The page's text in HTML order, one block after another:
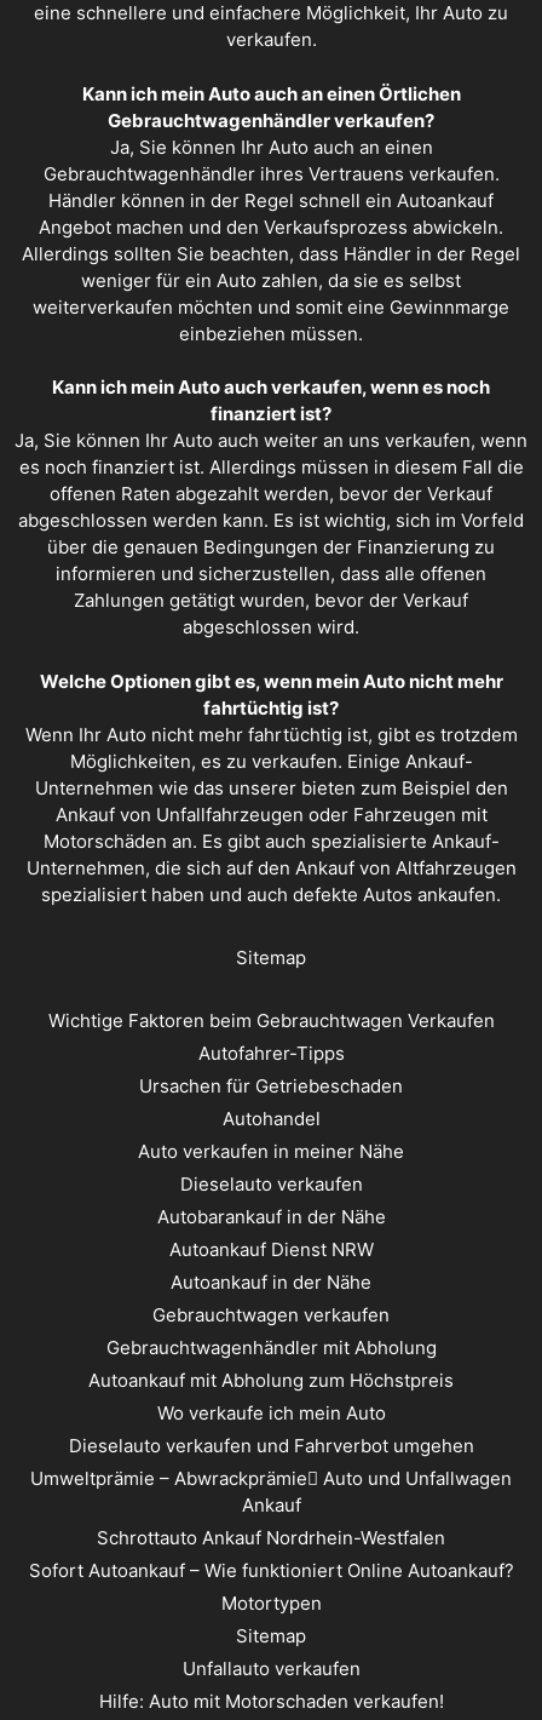
eine schnellere und einfachere Möglichkeit, Ihr Auto zu
verkaufen.
Kann ich mein Auto auch an einen Örtlichen
Gebrauchtwagenhändler verkaufen?
Ja, Sie können Ihr Auto auch an einen
Gebrauchtwagenhändler ihres Vertrauens verkaufen.
Händler können in der Regel schnell ein Autoankauf
Angebot machen und den Verkaufsprozess abwickeln.
Allerdings sollten Sie beachten, dass Händler in der Regel
weniger für ein Auto zahlen, da sie es selbst
weiterverkaufen möchten und somit eine Gewinnmarge
einbeziehen müssen.
Kann ich mein Auto auch verkaufen, wenn es noch
finanziert ist?
Ja, Sie können Ihr Auto auch weiter an uns verkaufen, wenn
es noch finanziert ist. Allerdings müssen in diesem Fall die
offenen Raten abgezahlt werden, bevor der Verkauf
abgeschlossen werden kann. Es ist wichtig, sich im Vorfeld
über die genauen Bedingungen der Finanzierung zu
informieren und sicherzustellen, dass alle offenen
Zahlungen getätigt wurden, bevor der Verkauf
abgeschlossen wird.
Welche Optionen gibt es, wenn mein Auto nicht mehr
fahrtüchtig ist?
Wenn Ihr Auto nicht mehr fahrtüchtig ist, gibt es trotzdem
Möglichkeiten, es zu verkaufen. Einige Ankauf-
Unternehmen wie das unserer bieten zum Beispiel den
Ankauf von Unfallfahrzeugen oder Fahrzeugen mit
Motorschäden an. Es gibt auch spezialisierte Ankauf-
Unternehmen, die sich auf den Ankauf von Altfahrzeugen
spezialisiert haben und auch defekte Autos ankaufen.
Sitemap
Wichtige Faktoren beim Gebrauchtwagen Verkaufen
Autofahrer-Tipps
Ursachen für Getriebeschaden
Autohandel
Auto verkaufen in meiner Nähe
Dieselauto verkaufen
Autobarankauf in der Nähe
Autoankauf Dienst NRW
Autoankauf in der Nähe
Gebrauchtwagen verkaufen
Gebrauchtwagenhändler mit Abholung
Autoankauf mit Abholung zum Höchstpreis
Wo verkaufe ich mein Auto
Dieselauto verkaufen und Fahrverbot umgehen
Umweltprämie – Abwrackprämie ِAuto und Unfallwagen
Ankauf
Schrottauto Ankauf Nordrhein-Westfalen
Sofort Autoankauf – Wie funktioniert Online Autoankauf?
Motortypen
Sitemap
Unfallauto verkaufen
Hilfe: Auto mit Motorschaden verkaufen!